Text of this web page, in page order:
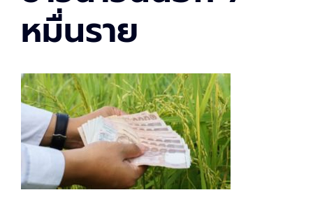
หมื่นราย